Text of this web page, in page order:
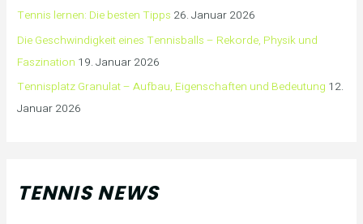
Tennis lernen: Die besten Tipps 26. Januar 2026
Die Geschwindigkeit eines Tennisballs – Rekorde, Physik und
Faszination 19. Januar 2026
Tennisplatz Granulat – Aufbau, Eigenschaften und Bedeutung 12.
Januar 2026
TENNIS NEWS